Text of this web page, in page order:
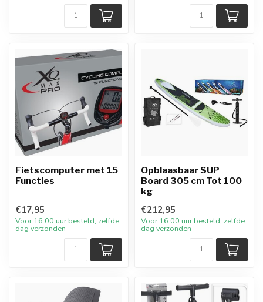
Fietscomputer met 15
Functies
€17,95
Voor 16:00 uur besteld, zelfde
dag verzonden
Opblaasbaar SUP
Board 305 cm Tot 100
kg
€212,95
Voor 16:00 uur besteld, zelfde
dag verzonden